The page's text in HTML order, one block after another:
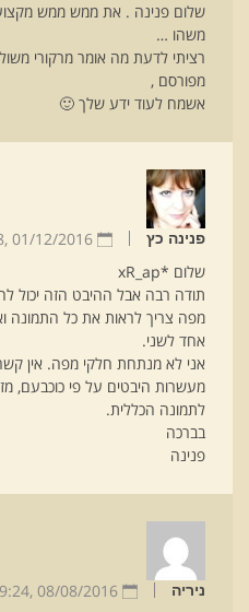
שלום פנינה . את ממש ממש
משהו …
רציתי לדעת מה אומר מרקורי
מפורסם ,
אשמח לעוד ידע שלך 🙂
פנינה כץ 01/12/2016 ,
שלום *xR_ap
תודה רבה אבל ההיבט הזה יכול
מפה צריך לראות את כל התמונה
אחד לשני.
אני לא מנתחת חלקי מפה. אין
מעשרות היבטים על פי כוכבעם,
לתמונה הכללית.
בברכה
פנינה
ניריה 08/08/2016 ,